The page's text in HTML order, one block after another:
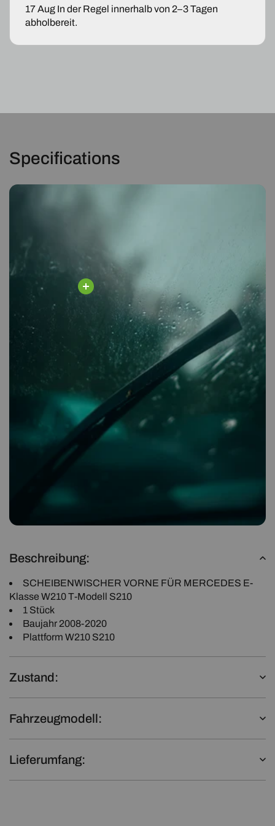
17 Aug In der Regel innerhalb von 2–3 Tagen
abholbereit.
Specifications
Beschreibung:
SCHEIBENWISCHER VORNE FÜR MERCEDES E-
Klasse W210 T-Modell S210
1 Stück
Baujahr 2008-2020
Plattform W210 S210
Zustand:
Fahrzeugmodell:
Lieferumfang: